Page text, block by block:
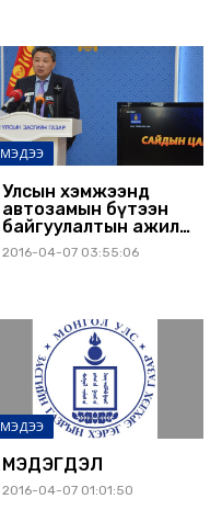
МЭДЭЭ
Улсын хэмжээнд
автозамын бүтээн
байгуулалтын ажил
4 дүгээр сарын 18-
нд эхэлнэ
2016-04-07 03:55:06
МЭДЭЭ
МЭДЭГДЭЛ
2016-04-07 01:01:50